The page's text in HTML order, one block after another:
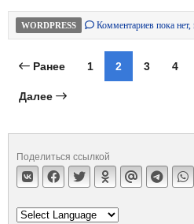
WORDPRESS Комментариев пока
Ранее 1 2 3 4
Далее
Поделиться ссылкой